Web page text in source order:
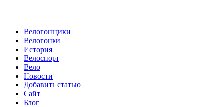
Велогонщики
Велогонки
История
Велоспорт
Вело
Новости
Добавить статью
Сайт
Блог